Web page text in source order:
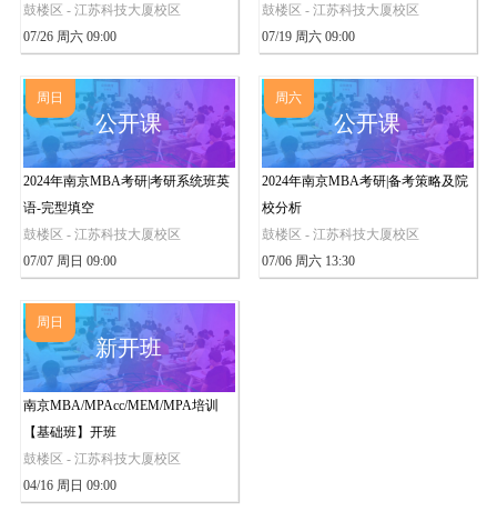
鼓楼区 - 江苏科技大厦校区
07/26 周六 09:00
鼓楼区 - 江苏科技大厦校区
07/19 周六 09:00
公开课
2024年南京MBA考研|考研系统班英
语-完型填空
鼓楼区 - 江苏科技大厦校区
07/07 周日 09:00
周日
公开课
2024年南京MBA考研|备考策略及院
校分析
鼓楼区 - 江苏科技大厦校区
07/06 周六 13:30
周六
新开班
南京MBA/MPAcc/MEM/MPA培训
【基础班】开班
鼓楼区 - 江苏科技大厦校区
04/16 周日 09:00
周日